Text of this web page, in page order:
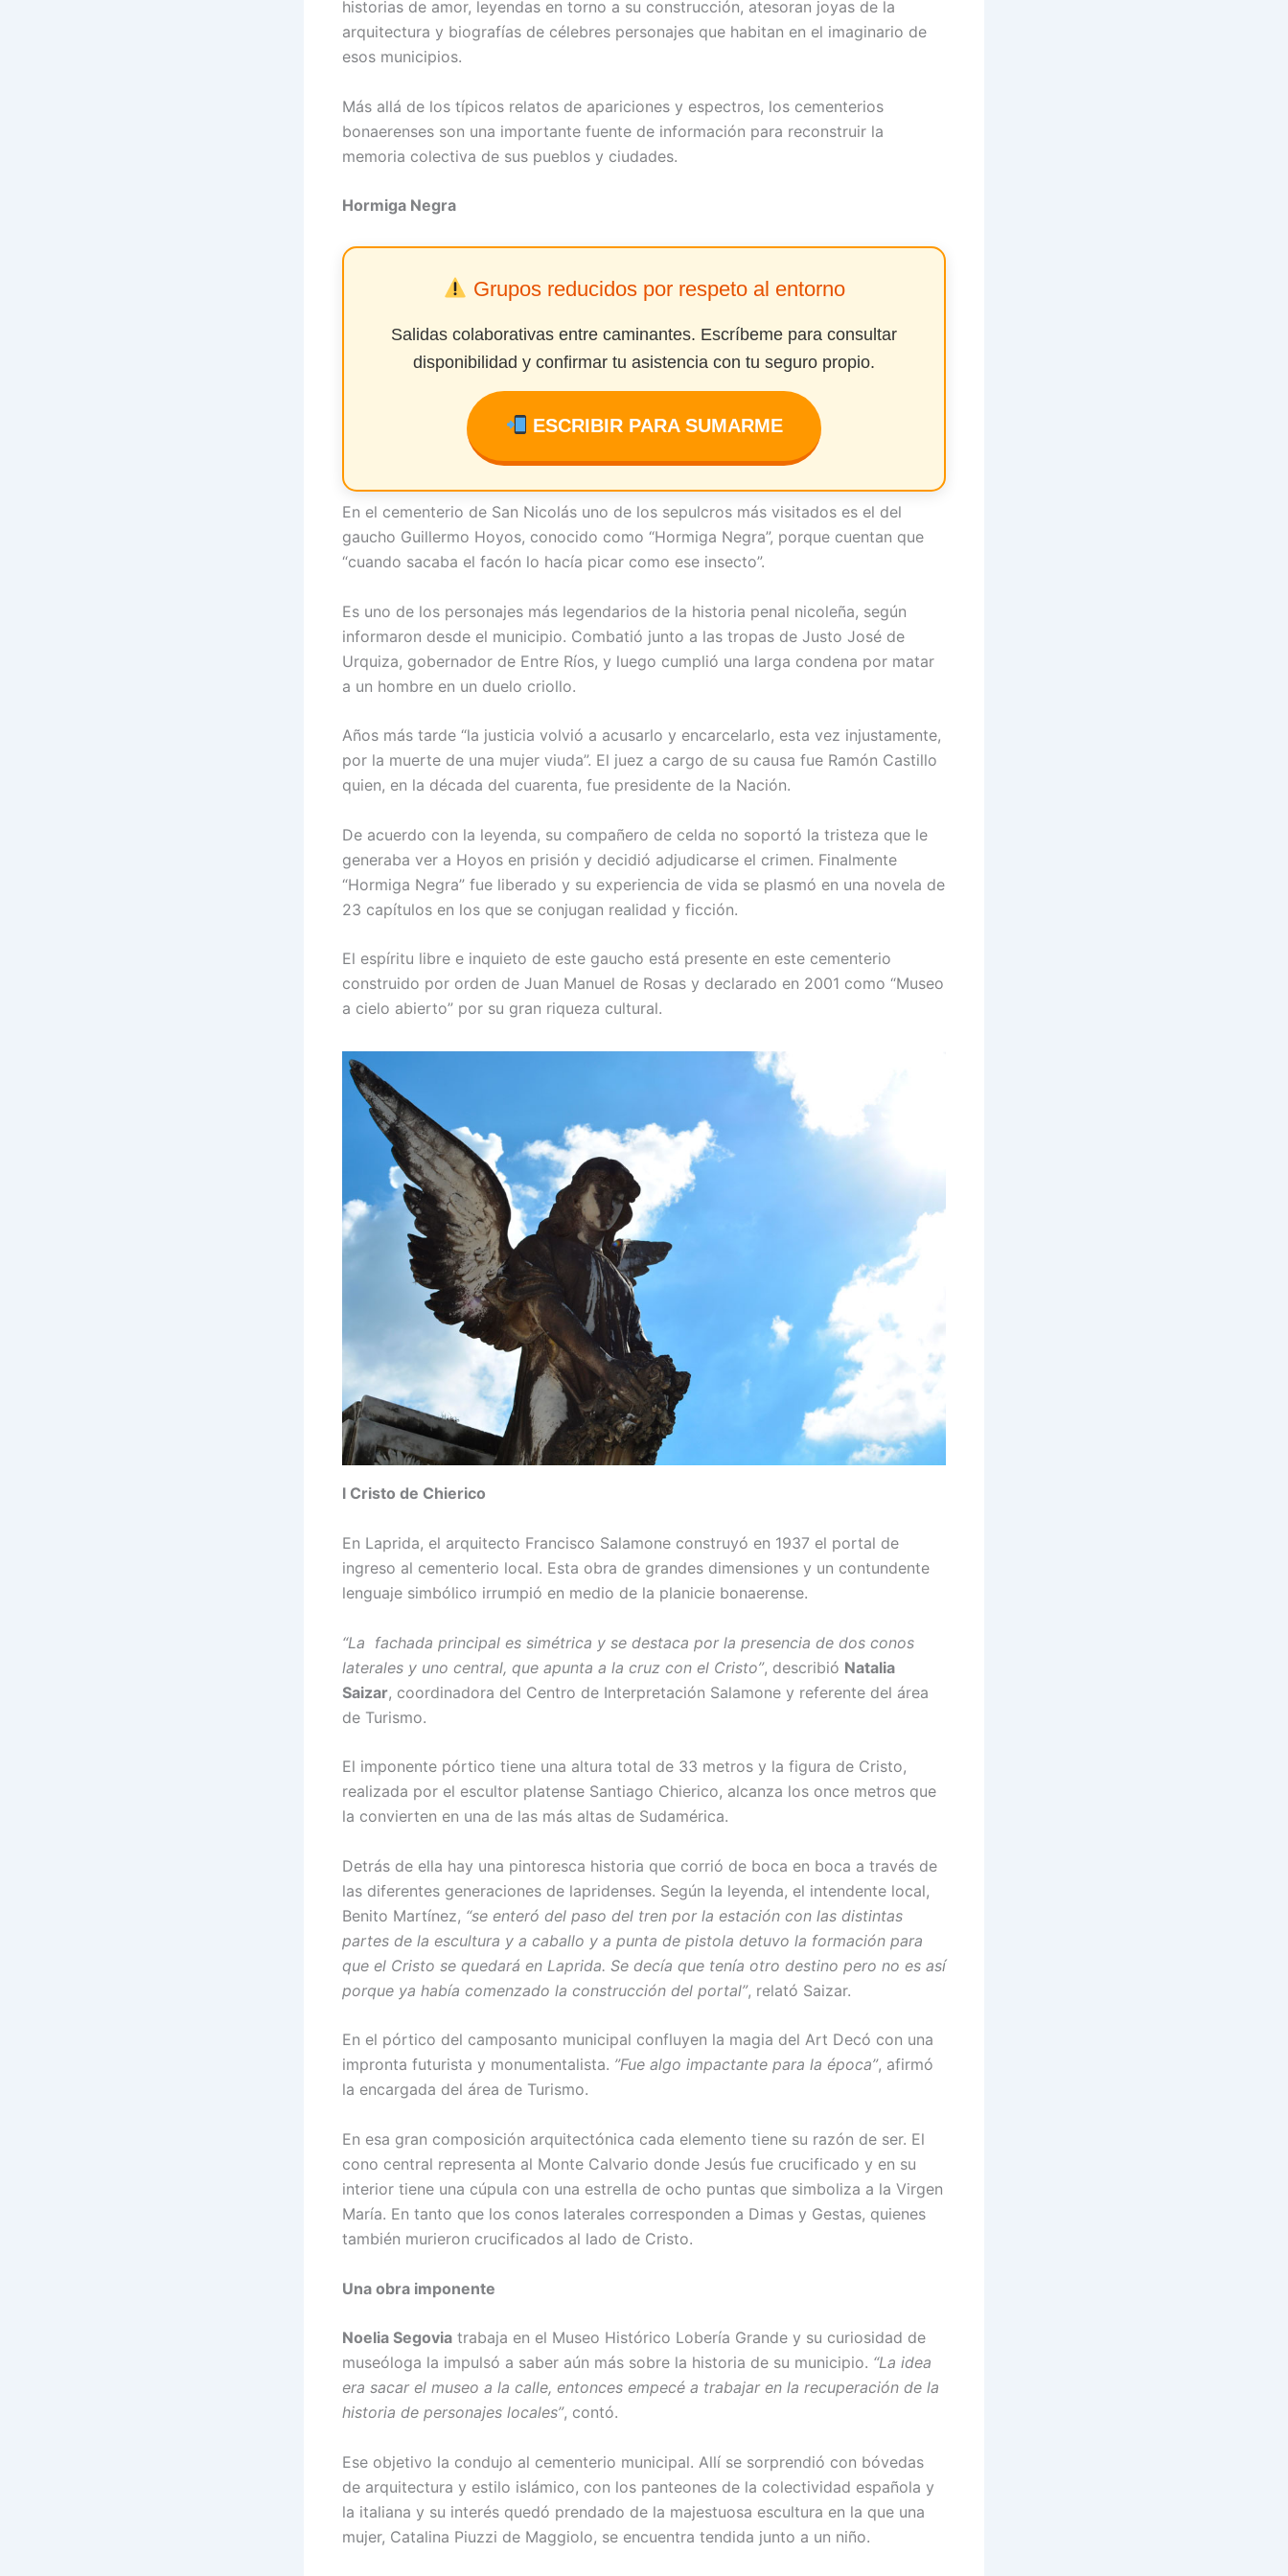
historias de amor, leyendas en torno a su construcción, atesoran joyas de la
arquitectura y biografías de célebres personajes que habitan en el imaginario de
esos municipios.
Más allá de los típicos relatos de apariciones y espectros, los cementerios
bonaerenses son una importante fuente de información para reconstruir la
memoria colectiva de sus pueblos y ciudades.
Hormiga Negra
Grupos reducidos por respeto al entorno
Salidas colaborativas entre caminantes. Escríbeme para consultar
disponibilidad y confirmar tu asistencia con tu seguro propio.
ESCRIBIR PARA SUMARME
En el cementerio de San Nicolás uno de los sepulcros más visitados es el del
gaucho Guillermo Hoyos, conocido como “Hormiga Negra”, porque cuentan que
“cuando sacaba el facón lo hacía picar como ese insecto”.
Es uno de los personajes más legendarios de la historia penal nicoleña, según
informaron desde el municipio. Combatió junto a las tropas de Justo José de
Urquiza, gobernador de Entre Ríos, y luego cumplió una larga condena por matar
a un hombre en un duelo criollo.
Años más tarde “la justicia volvió a acusarlo y encarcelarlo, esta vez injustamente,
por la muerte de una mujer viuda”. El juez a cargo de su causa fue Ramón Castillo
quien, en la década del cuarenta, fue presidente de la Nación.
De acuerdo con la leyenda, su compañero de celda no soportó la tristeza que le
generaba ver a Hoyos en prisión y decidió adjudicarse el crimen. Finalmente
“Hormiga Negra” fue liberado y su experiencia de vida se plasmó en una novela de
23 capítulos en los que se conjugan realidad y ficción.
El espíritu libre e inquieto de este gaucho está presente en este cementerio
construido por orden de Juan Manuel de Rosas y declarado en 2001 como “Museo
a cielo abierto” por su gran riqueza cultural.
l Cristo de Chierico
En Laprida, el arquitecto Francisco Salamone construyó en 1937 el portal de
ingreso al cementerio local. Esta obra de grandes dimensiones y un contundente
lenguaje simbólico irrumpió en medio de la planicie bonaerense.
“La fachada principal es simétrica y se destaca por la presencia de dos conos
laterales y uno central, que apunta a la cruz con el Cristo”, describió Natalia
Saizar, coordinadora del Centro de Interpretación Salamone y referente del área
de Turismo.
El imponente pórtico tiene una altura total de 33 metros y la figura de Cristo,
realizada por el escultor platense Santiago Chierico, alcanza los once metros que
la convierten en una de las más altas de Sudamérica.
Detrás de ella hay una pintoresca historia que corrió de boca en boca a través de
las diferentes generaciones de lapridenses. Según la leyenda, el intendente local,
Benito Martínez, “se enteró del paso del tren por la estación con las distintas
partes de la escultura y a caballo y a punta de pistola detuvo la formación para
que el Cristo se quedará en Laprida. Se decía que tenía otro destino pero no es así
porque ya había comenzado la construcción del portal”, relató Saizar.
En el pórtico del camposanto municipal confluyen la magia del Art Decó con una
impronta futurista y monumentalista. ”Fue algo impactante para la época”, afirmó
la encargada del área de Turismo.
En esa gran composición arquitectónica cada elemento tiene su razón de ser. El
cono central representa al Monte Calvario donde Jesús fue crucificado y en su
interior tiene una cúpula con una estrella de ocho puntas que simboliza a la Virgen
María. En tanto que los conos laterales corresponden a Dimas y Gestas, quienes
también murieron crucificados al lado de Cristo.
Una obra imponente
Noelia Segovia trabaja en el Museo Histórico Lobería Grande y su curiosidad de
museóloga la impulsó a saber aún más sobre la historia de su municipio. “La idea
era sacar el museo a la calle, entonces empecé a trabajar en la recuperación de la
historia de personajes locales”, contó.
Ese objetivo la condujo al cementerio municipal. Allí se sorprendió con bóvedas
de arquitectura y estilo islámico, con los panteones de la colectividad española y
la italiana y su interés quedó prendado de la majestuosa escultura en la que una
mujer, Catalina Piuzzi de Maggiolo, se encuentra tendida junto a un niño.